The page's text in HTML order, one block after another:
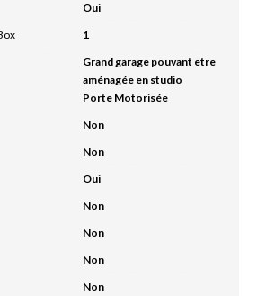
Oui
1
Grand garage pouvant etre
aménagée en studio
Porte Motorisée
Non
Non
Oui
Non
Non
Non
Non